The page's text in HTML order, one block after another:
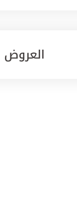
العروض